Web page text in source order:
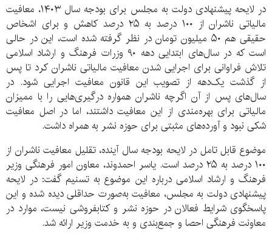
در لایحه پیشنهادی دولت به مجلس برای بودجه سال ۱۴۰۳‌، معافیت
مالیاتی ناشران از ۱۰۰ درصد به ۲۵ درصد کاهش و برای اشخاص
حقیقی هم ۵۰ میلیون تومان در نظر گرفته شده است، این در حالی
است که در سال‌های ابتدایی دهه ۹۰ وزرات فرهنگ و ارشاد اسلامی
تلاش فراوانی برای اجرایی شدن معافیت مالیاتی ناشران کرد تا پس
از گذشت یک‌دهه از تصویب این قانون معافیت اجرایی شود. در
سال‌های پس از آن اگرچه ناشران همواره درگیری‌هایی را با ممیزان
مالیاتی برای بهره‌مندی از این معافیت داشتند، اما در اصل معافیت
شکی نبود و آورده‌های مثبتی برای حوزه نشر به همراه داشت.
موضوع قابل تامل در لایحه بودجه سال آینده، تقلیل معافیت ناشران از
۱۰۰ درصد به ۲۵ درصد است. یاسر احمدوند، معاون امور فرهنگی وزیر
فرهنگ و ارشاد اسلامی درباره این موضوع به تسنیم گفت: در لایحه
پیشنهادی دولت به مجلس، معافیت به‌صورت حداقلی دیده شده و این
پاسخگوی شرایط فعالان در حوزه نشر و کتابفروشی نیست، موارد در
معاونت فرهنگی احصا و جمع‌بندی و به خدمت وزیر ارائه شد.